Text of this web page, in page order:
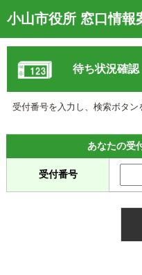
小山市役所 窓口情報
トップページ
窓口混雑状況
待ち状況確認
メール通知登録
混雑予想カレンダー
待ち状況確認
受付番号を入力し、検索ボタン
あなたの受
受付番号